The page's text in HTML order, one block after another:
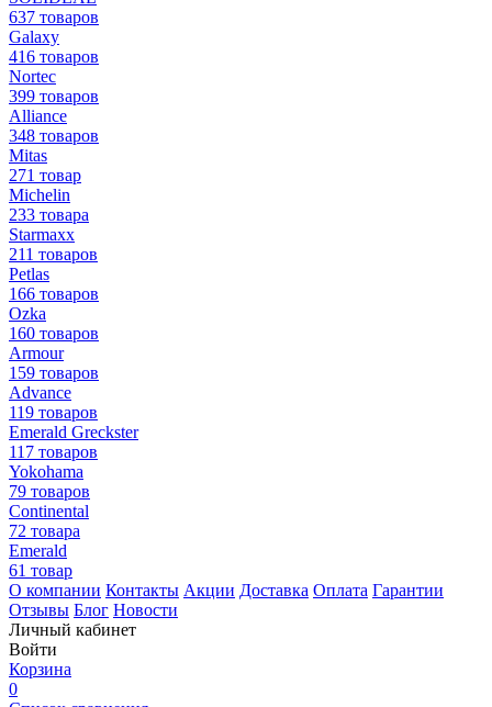
637 товаров
Galaxy
416 товаров
Nortec
399 товаров
Alliance
348 товаров
Mitas
271 товар
Michelin
233 товара
Starmaxx
211 товаров
Petlas
166 товаров
Ozka
160 товаров
Armour
159 товаров
Advance
119 товаров
Emerald Greckster
117 товаров
Yokohama
79 товаров
Continental
72 товара
Emerald
61 товар
О компании Контакты Акции Доставка Оплата Гарантии
Отзывы Блог Новости
Личный кабинет
Войти
Корзина
0